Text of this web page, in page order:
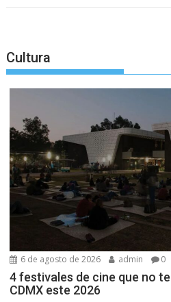
Cultura
6 de agosto de 2026 admin 0
4 festivales de cine que no
CDMX este 2026